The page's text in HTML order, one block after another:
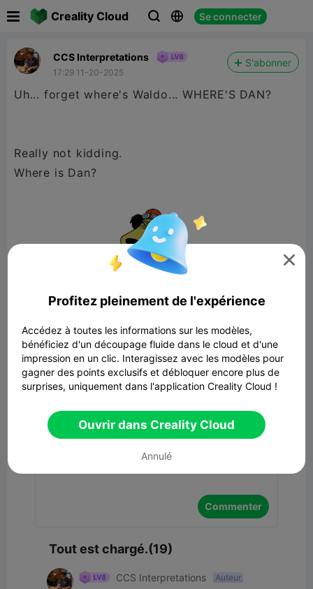
Creality Cloud   Se connecter
CCS Interpretations
17:29 11-20-2025
S'abonner
Uh... forget where's Waldo... WHERE'S DAN?
Really not kidding.
Where is Dan?
 Signaler 3  19
Commentaires
Commenter
Tout est chargé.(19)
CCS Interpretations Auteur

Profitez pleinement de l'expérience
Accédez à toutes les informations sur les modèles,
bénéficiez d'un découpage fluide dans le cloud et d'une
impression en un clic. Interagissez avec les modèles pour
gagner des points exclusifs et débloquer encore plus de
surprises, uniquement dans l'application Creality Cloud !
Ouvrir dans Creality Cloud
Annulé